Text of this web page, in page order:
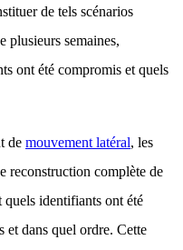
de tels scénarios
plusieurs semaines,
ont été compromis et quels
de mouvement latéral, les
reconstruction complète de
quels identifiants ont été
et dans quel ordre. Cette